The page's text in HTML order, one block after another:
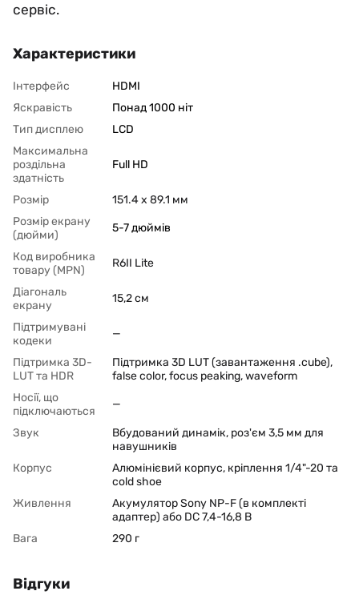
сервіс.
Характеристики
Інтерфейс
HDMI
Яскравість
Понад 1000 ніт
Тип дисплею
LCD
Максимальна
роздільна
здатність
Full HD
Розмір
151.4 х 89.1 мм
Розмір екрану
(дюйми)
5-7 дюймів
Код виробника
товару (MPN)
R6II Lite
Діагональ
екрану
15,2 см
Підтримувані
кодеки
—
Підтримка 3D-
LUT та HDR
Підтримка 3D LUT (завантаження .cube),
false color, focus peaking, waveform
Носії, що
підключаються
—
Звук
Вбудований динамік, роз'єм 3,5 мм для
навушників
Корпус
Алюмінієвий корпус, кріплення 1/4"-20 та
cold shoe
Живлення
Акумулятор Sony NP-F (в комплекті
адаптер) або DC 7,4-16,8 В
Вага
290 г
Відгуки